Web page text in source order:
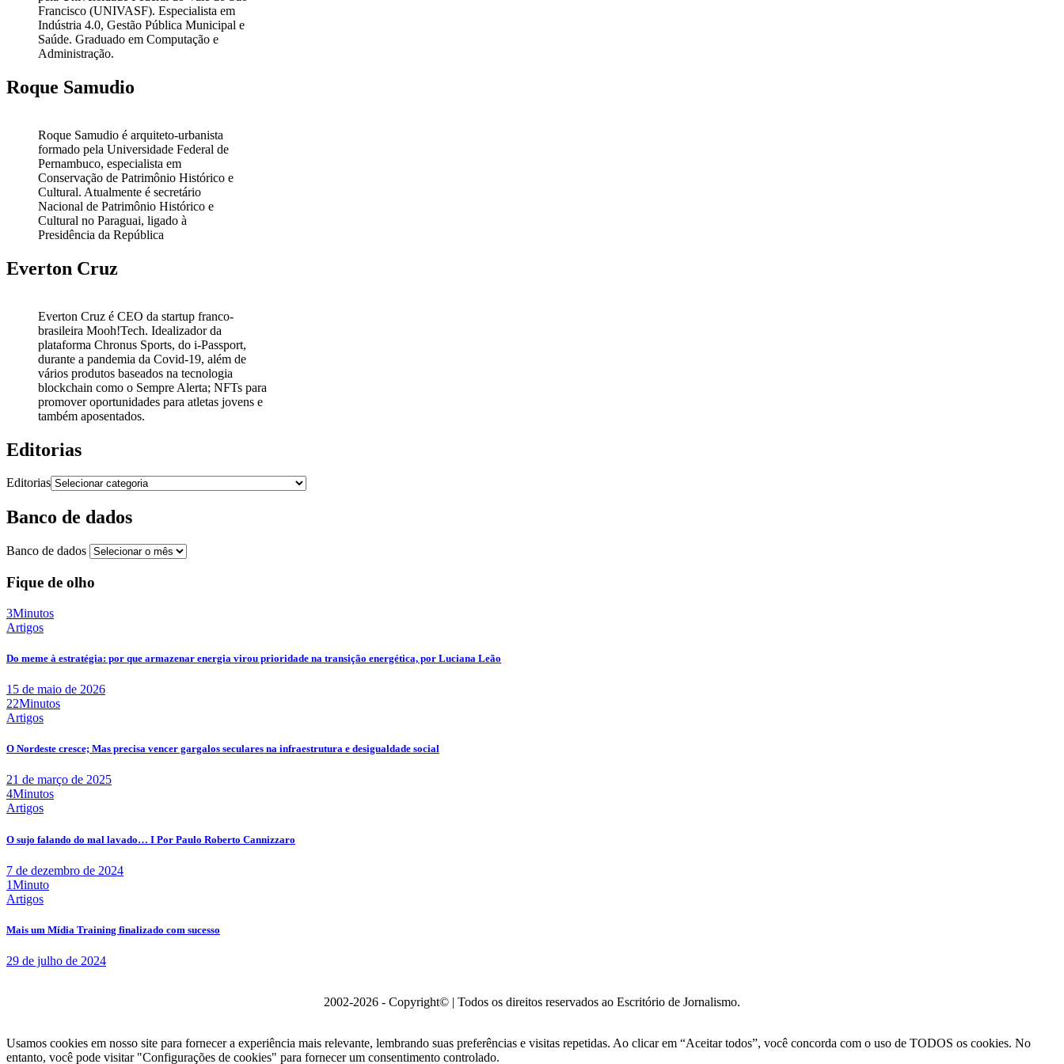
Francisco (UNIVASF). Especialista em
Indústria 4.0, Gestão Pública Municipal e
Saúde. Graduado em Computação e
Administração.
Roque Samudio
Roque Samudio é arquiteto-urbanista
formado pela Universidade Federal de
Pernambuco, especialista em
Conservação de Patrimônio Histórico e
Cultural. Atualmente é secretário
Nacional de Patrimônio Histórico e
Cultural no Paraguai, ligado à
Presidência da República
Everton Cruz
Everton Cruz é CEO da startup franco-
brasileira Mooh!Tech. Idealizador da
plataforma Chronus Sports, do i-Passport,
durante a pandemia da Covid-19, além de
vários produtos baseados na tecnologia
blockchain como o Sempre Alerta; NFTs para
promover oportunidades para atletas jovens e
também aposentados.
Editorias
Editorias
Banco de dados
Banco de dados
Fique de olho
3Minutos
Artigos
Do meme à estratégia: por que armazenar energia virou prioridade na transição energética, por Luciana Leão
15 de maio de 2026
22Minutos
Artigos
O Nordeste cresce; Mas precisa vencer gargalos seculares na infraestrutura e desigualdade social
21 de março de 2025
4Minutos
Artigos
O sujo falando do mal lavado… I Por Paulo Roberto Cannizzaro
7 de dezembro de 2024
1Minuto
Artigos
Mais um Mídia Training finalizado com sucesso
29 de julho de 2024
2002-2026 - Copyright© | Todos os direitos reservados ao Escritório de Jornalismo.
Usamos cookies em nosso site para fornecer a experiência mais relevante, lembrando suas preferências e visitas repetidas. Ao clicar em “Aceitar todos”, você concorda com o uso de TODOS os cookies. No
entanto, você pode visitar "Configurações de cookies" para fornecer um consentimento controlado.